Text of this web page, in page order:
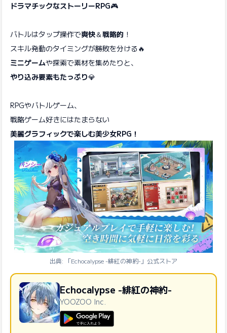
ドラマチックなストーリーRPG🎮
バトルはタップ操作で爽快＆戦略的 ！
スキル発動のタイミングが勝敗を分ける🔥
ミニゲームや探索で素材を集めたりと、
やり込み要素もたっぷり💎
RPGやバトルゲーム、
戦略ゲーム好きにはたまらない
美麗グラフィックで楽しむ美少女RPG！
出典: 「Echocalypse -緋紅の神約-」公式ストア
Echocalypse -緋紅の神約-
YOOZOO Inc.